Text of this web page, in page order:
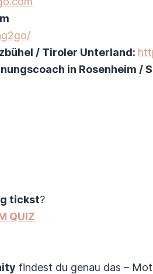
/ Tiroler Unterland:
in Rosenheim /
tickst?
QUIZ
findest du genau das –